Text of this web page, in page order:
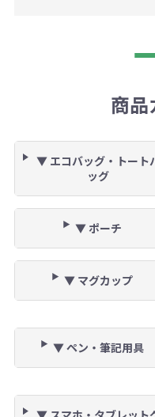
商品
▼ エコバッグ・トート
ッグ
▼ ポーチ
▼ マグカップ
▼ ペン・筆記用具